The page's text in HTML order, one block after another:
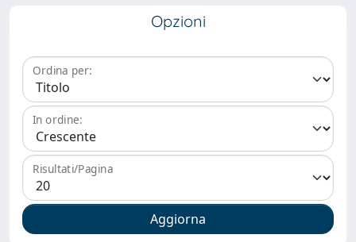
Opzioni
Ordina per:
In ordine:
Risultati/Pagina